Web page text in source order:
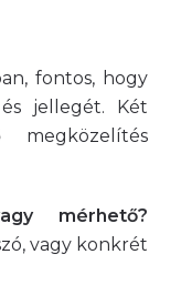
fontos, hogy
jellegét. Két
mérhető?
vagy konkrét